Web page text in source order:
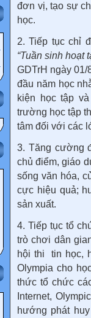
đơn vị, tạo sự
học.
2. Tiếp tục chỉ
“Tuần sinh hoạt
GDTrH ngày
đầu năm học
kiện học tập
trường học tập
tâm đối với các
3. Tăng cường
chủ điểm, giáo
sống văn hóa,
cực hiệu quả;
sản xuất.
4. Tiếp tục tổ
trò chơi dân
hội thi tin học,
Olympia cho
thức tổ chức
Internet,
hướng phát